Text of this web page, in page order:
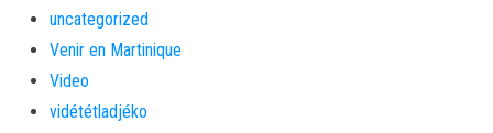
uncategorized
Venir en Martinique
Video
vidététladjéko